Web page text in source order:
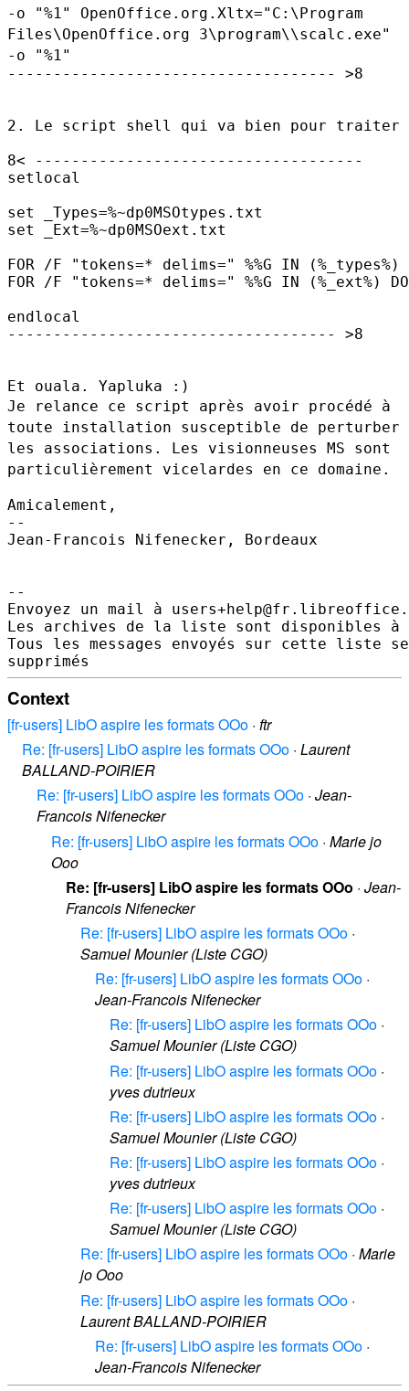
-o "%1" OpenOffice.org.Xltx="C:\Program
Files\OpenOffice.org 3\program\\scalc.exe"
-o "%1"
------------------------------------ >8
2. Le script shell qui va bien pour traiter
8< ------------------------------------
setlocal
set _Types=%~dp0MSOtypes.txt
set _Ext=%~dp0MSOext.txt
FOR /F "tokens=* delims=" %%G IN (%_types%)
FOR /F "tokens=* delims=" %%G IN (%_ext%) DO
endlocal
------------------------------------ >8
Je relance ce script après avoir procédé à
toute installation susceptible de perturber
les associations. Les visionneuses MS sont
particulièrement vicelardes en ce domaine.
Amicalement,
--
Jean-Francois Nifenecker, Bordeaux
--
Envoyez un mail à
Les archives de la liste sont disponibles à
Tous les messages envoyés sur cette liste
Context
[fr-users] LibO aspire les formats OOo · ftr
Re: [fr-users] LibO aspire les formats OOo · Laurent
BALLAND-POIRIER
Re: [fr-users] LibO aspire les formats OOo · Jean-
Francois Nifenecker
Re: [fr-users] LibO aspire les formats OOo · Marie jo
Ooo
Re: [fr-users] LibO aspire les formats OOo · Jean-
Francois Nifenecker
Re: [fr-users] LibO aspire les formats OOo ·
Samuel Mounier (Liste CGO)
Re: [fr-users] LibO aspire les formats OOo ·
Jean-Francois Nifenecker
Re: [fr-users] LibO aspire les formats OOo ·
Samuel Mounier (Liste CGO)
Re: [fr-users] LibO aspire les formats OOo ·
yves dutrieux
Re: [fr-users] LibO aspire les formats OOo ·
Samuel Mounier (Liste CGO)
Re: [fr-users] LibO aspire les formats OOo ·
yves dutrieux
Re: [fr-users] LibO aspire les formats OOo ·
Samuel Mounier (Liste CGO)
Re: [fr-users] LibO aspire les formats OOo · Marie
jo Ooo
Re: [fr-users] LibO aspire les formats OOo ·
Laurent BALLAND-POIRIER
Re: [fr-users] LibO aspire les formats OOo ·
Jean-Francois Nifenecker